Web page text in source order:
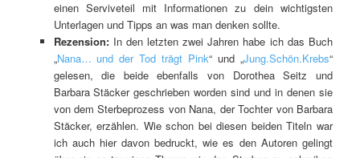
einen Serviveteil mit Informationen zu dein wichtigsten
Unterlagen und Tipps an was man denken sollte.
Rezension:In den letzten zwei Jahren habe ich das Buch
„Nana… und der Tod trägt Pink“ und „Jung.Schön.Krebs“
gelesen, die beide ebenfalls von Dorothea Seitz und
Barbara Stäcker geschrieben worden sind und in denen sie
von dem Sterbeprozess von Nana, der Tochter von Barbara
Stäcker, erzählen. Wie schon bei diesen beiden Titeln war
ich auch hier davon bedruckt, wie es den Autoren gelingt